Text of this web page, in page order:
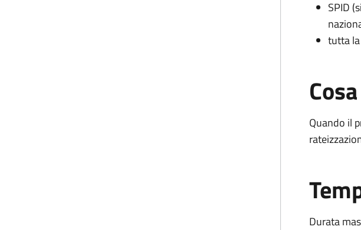
SPID
tutta
Quando il
Durata